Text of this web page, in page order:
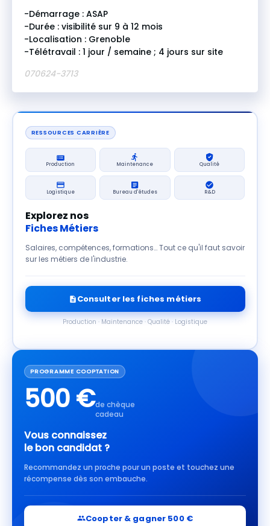
-Démarrage : ASAP
-Durée : visibilité sur 9 à 12 mois
-Localisation : Grenoble
-Télétravail : 1 jour / semaine ; 4 jours sur site
070624-3713
RESSOURCES CARRIÈRE
Production Maintenance Qualité
Logistique Bureau d'études R&D
Explorez nos
Fiches Métiers
Salaires, compétences, formations… Tout ce qu'il faut savoir
sur les métiers de l'industrie.
Consulter les fiches métiers
Production · Maintenance · Qualité · Logistique
PROGRAMME COOPTATION
500 €de chèque
cadeau
Vous connaissez
le bon candidat ?
Recommandez un proche pour un poste et touchez une
récompense dès son embauche.
Coopter & gagner 500 €